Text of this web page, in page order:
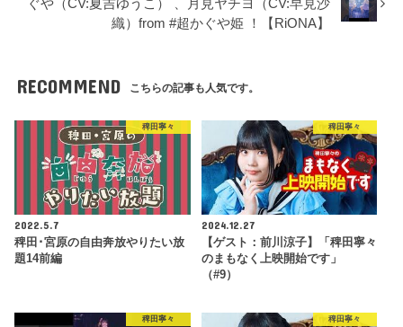
ぐや（CV:夏吉ゆうこ） 、月見ヤチヨ（CV:早見沙
織）from #超かぐや姫 ！【RiONA】
RECOMMEND こちらの記事も人気です。
稗田寧々
2022.5.7
稗田･宮原の自由奔放やりたい放
題14前編
稗田寧々
2024.12.27
【ゲスト：前川涼子】「稗田寧々
のまもなく上映開始です」
（#9）
稗田寧々 稗田寧々